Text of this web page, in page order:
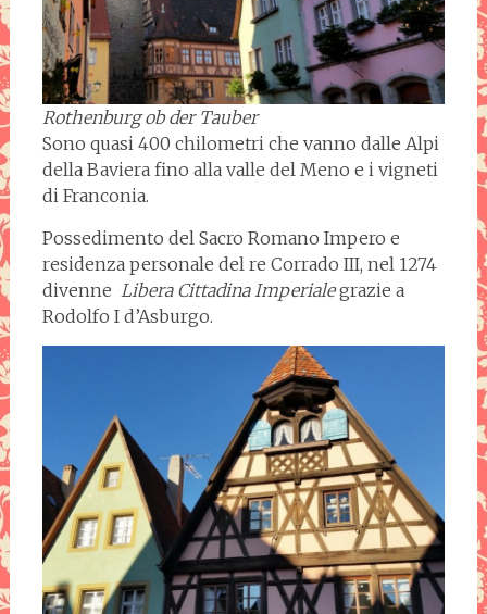
Rothenburg ob der Tauber
Sono quasi 400 chilometri che vanno dalle Alpi
della Baviera fino alla valle del Meno e i vigneti
di Franconia.
Possedimento del Sacro Romano Impero e
residenza personale del re Corrado III, nel 1274
divenne Libera Cittadina Imperialegrazie a
Rodolfo I d’Asburgo.